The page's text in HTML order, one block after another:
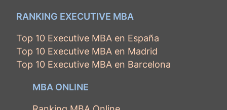
RANKING EXECUTIVE MBA
Top 10 Executive MBA en España
Top 10 Executive MBA en Madrid
Top 10 Executive MBA en Barcelona
MBA ONLINE